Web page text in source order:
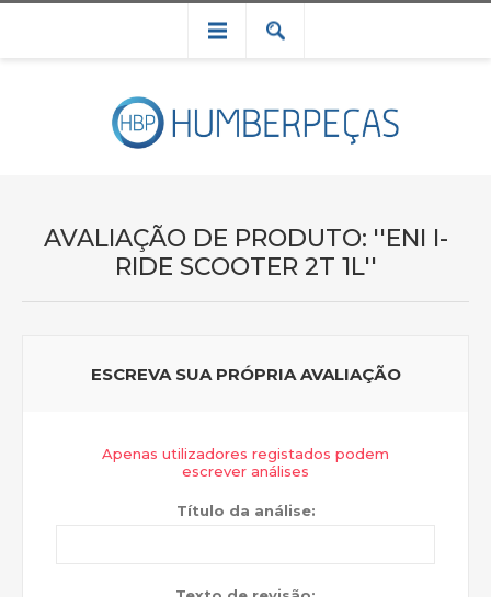
AVALIAÇÃO DE PRODUTO:
ENI I-
RIDE SCOOTER 2T 1L
ESCREVA SUA PRÓPRIA AVALIAÇÃO
Apenas utilizadores registados podem
escrever análises
Título da análise: